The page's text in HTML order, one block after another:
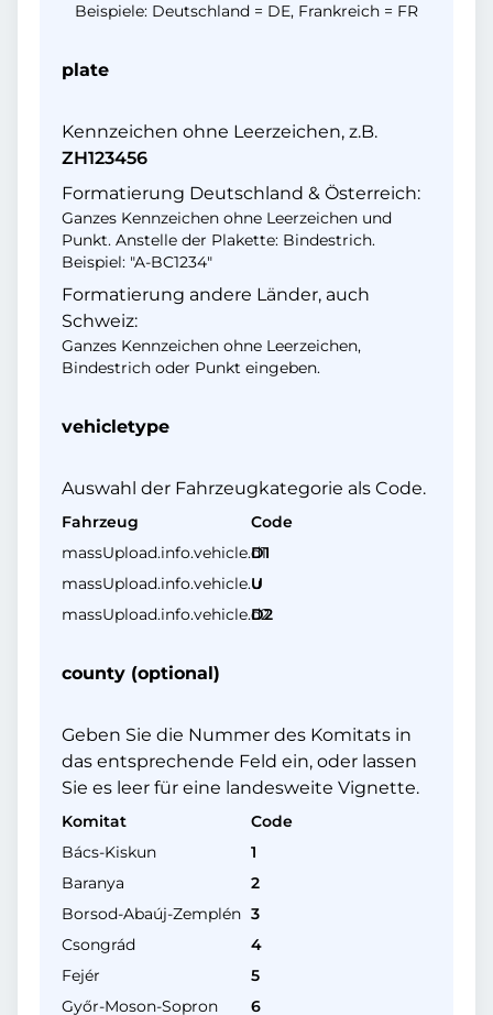
Beispiele: Deutschland = DE, Frankreich = FR
plate
Kennzeichen ohne Leerzeichen, z.B.
ZH123456
Formatierung Deutschland & Österreich:
Ganzes Kennzeichen ohne Leerzeichen und
Punkt. Anstelle der Plakette: Bindestrich.
Beispiel: "A-BC1234"
Formatierung andere Länder, auch
Schweiz:
Ganzes Kennzeichen ohne Leerzeichen,
Bindestrich oder Punkt eingeben.
vehicletype
Auswahl der Fahrzeugkategorie als Code.
Fahrzeug
Code
massUpload.info.vehicle.d1
D1
massUpload.info.vehicle.u
U
massUpload.info.vehicle.d2
D2
county (optional)
Geben Sie die Nummer des Komitats in
das entsprechende Feld ein, oder lassen
Sie es leer für eine landesweite Vignette.
Komitat
Code
Bács-Kiskun
1
Baranya
2
Borsod-Abaúj-Zemplén 3
Csongrád
4
Fejér
5
Győr-Moson-Sopron
6